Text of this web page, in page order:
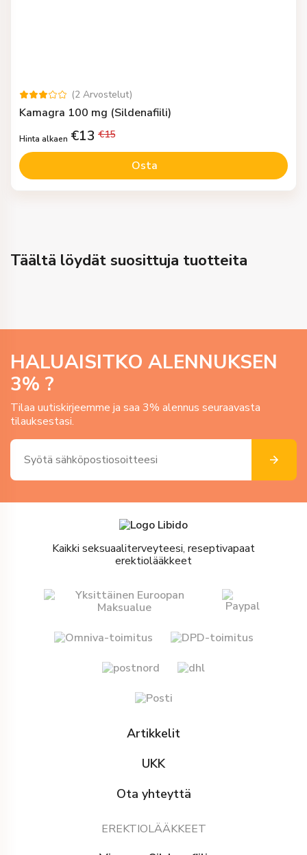
(2 Arvostelut)
Kamagra 100 mg (Sildenafiili)
Hinta alkaen €13 €15
Osta
Täältä löydät suosittuja tuotteita
HALUAISITKO ALENNUKSEN
3% ?
Tilaa uutiskirjeemme ja saa 3% alennus seuraavasta
tilauksestasi.
Kaikki seksuaaliterveyteesi, reseptivapaat
erektiolääkkeet
Artikkelit
UKK
Ota yhteyttä
EREKTIOLÄÄKKEET